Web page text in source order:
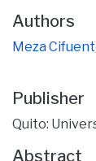
Authors
Meza
Publisher
Quito:
Abstract